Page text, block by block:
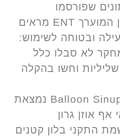
שפורסמו
לאחרונה במגזין המוערך ENT מראים
ובטוחה לשימוש:
לא סבלו כלל
וחשו בהקלה
טכנולוגיית ™Balloon Sinuplasty נמצאת
אוזן גרון
התקני בלון קטנים